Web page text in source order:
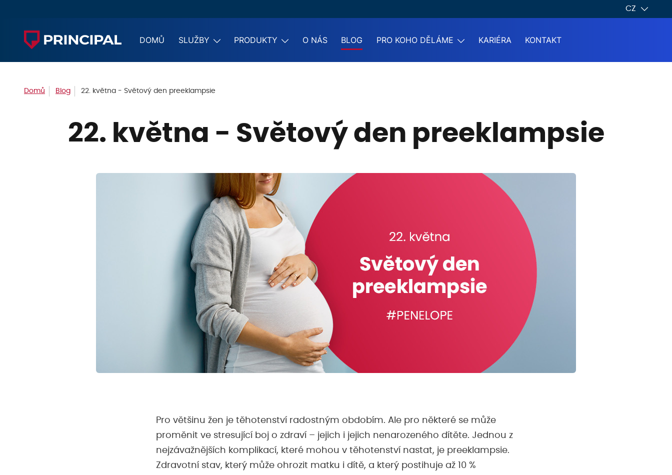
CZ
DOMŮ SLUŽBY PRODUKTY O NÁS BLOG PRO KOHO DĚLÁME KARIÉRA KONTAKT
Domů Blog 22. května - Světový den preeklampsie
22. května - Světový den preeklampsie
Pro většinu žen je těhotenství radostným obdobím. Ale pro některé se může
proměnit ve stresující boj o zdraví – jejich i jejich nenarozeného dítěte. Jednou z
nejzávažnějších komplikací, které mohou v těhotenství nastat, je preeklampsie.
Zdravotní stav, který může ohrozit matku i dítě, a který postihuje až 10 %